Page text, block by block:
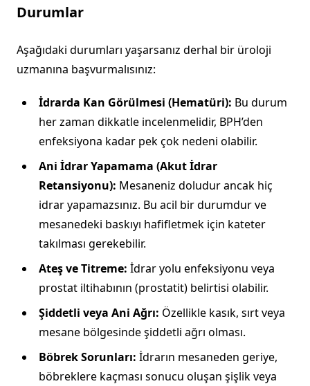
Durumlar
Aşağıdaki durumları yaşarsanız derhal bir üroloji
uzmanına başvurmalısınız:
İdrarda Kan Görülmesi (Hematüri): Bu durum
her zaman dikkatle incelenmelidir, BPH’den
enfeksiyona kadar pek çok nedeni olabilir.
Ani İdrar Yapamama (Akut İdrar
Retansiyonu): Mesaneniz doludur ancak hiç
idrar yapamazsınız. Bu acil bir durumdur ve
mesanedeki baskıyı hafifletmek için kateter
takılması gerekebilir.
Ateş ve Titreme: İdrar yolu enfeksiyonu veya
prostat iltihabının (prostatit) belirtisi olabilir.
Şiddetli veya Ani Ağrı: Özellikle kasık, sırt veya
mesane bölgesinde şiddetli ağrı olması.
Böbrek Sorunları: İdrarın mesaneden geriye,
böbreklere kaçması sonucu oluşan şişlik veya